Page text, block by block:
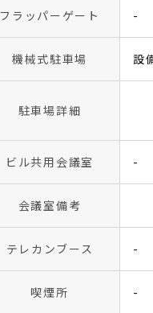
フラッパーゲート -
機械式駐車場 設
駐車場詳細
ビル共用会議室 -
会議室備考
テレカンブース -
喫煙所 -